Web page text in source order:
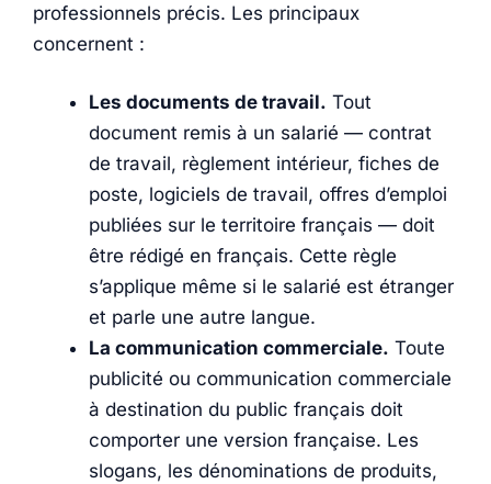
professionnels précis. Les principaux
concernent :
Les documents de travail. Tout
document remis à un salarié — contrat
de travail, règlement intérieur, fiches de
poste, logiciels de travail, offres d’emploi
publiées sur le territoire français — doit
être rédigé en français. Cette règle
s’applique même si le salarié est étranger
et parle une autre langue.
La communication commerciale. Toute
publicité ou communication commerciale
à destination du public français doit
comporter une version française. Les
slogans, les dénominations de produits,